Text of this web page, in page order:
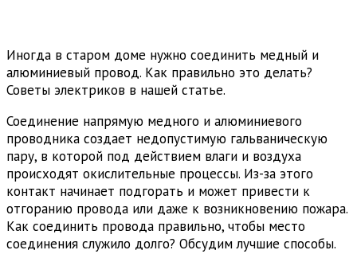
Иногда в старом доме нужно соединить медный и
алюминиевый провод. Как правильно это делать?
Советы электриков в нашей статье.
Соединение напрямую медного и алюминиевого
проводника создает недопустимую гальваническую
пару, в которой под действием влаги и воздуха
происходят окислительные процессы. Из-за этого
контакт начинает подгорать и может привести к
отгоранию провода или даже к возникновению пожара.
Как соединить провода правильно, чтобы место
соединения служило долго? Обсудим лучшие способы.